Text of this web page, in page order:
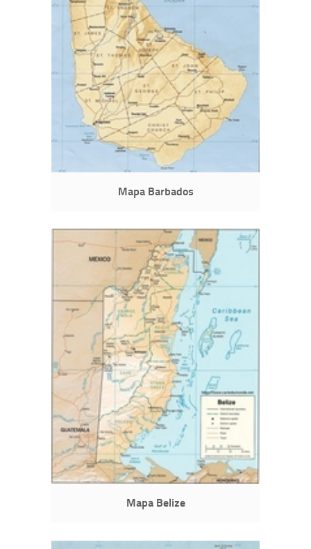
Mapa Barbados
Mapa Belize